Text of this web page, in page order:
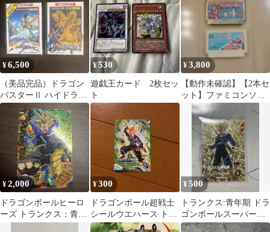
¥6,500
（美品完品）ドラゴン
バスターⅡ ハイドライ
ド3 セット ファミコ
¥530
遊戯王カード 2枚セッ
ト
¥3,800
【動作未確認】【2本セ
ット】ファミコンソフ
ト ドラゴンバスター ヤ
ンチャ丸2
¥2,000
ドラゴンボールヒーロ
ーズ トランクス：青年
¥300
ドラゴンボール超戦士
シールウエハース トラ
ンクス：青年期
¥500
トランクス:青年期 ドラ
ゴンボールスーパーダ
イバーズ PUR AP3-